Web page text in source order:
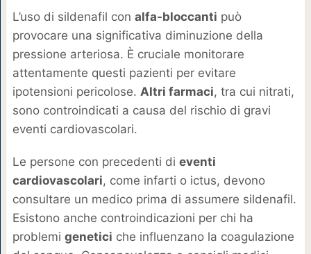
L’uso di sildenafil con alfa-bloccanti può
provocare una significativa diminuzione della
pressione arteriosa. È cruciale monitorare
attentamente questi pazienti per evitare
ipotensioni pericolose. Altri farmaci, tra cui nitrati,
sono controindicati a causa del rischio di gravi
eventi cardiovascolari.
Le persone con precedenti di eventi
cardiovascolari, come infarti o ictus, devono
consultare un medico prima di assumere sildenafil.
Esistono anche controindicazioni per chi ha
problemi genetici che influenzano la coagulazione